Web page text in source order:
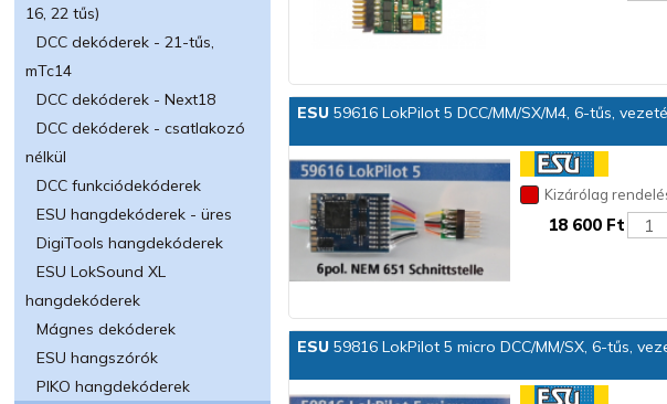
16, 22 tűs)
DCC dekóderek - 21-tűs,
mTc14
DCC dekóderek - Next18
DCC dekóderek - csatlakozó
nélkül
DCC funkciódekóderek
ESU hangdekóderek - üres
DigiTools hangdekóderek
ESU LokSound XL
hangdekóderek
Mágnes dekóderek
ESU hangszórók
PIKO hangdekóderek
ESU 59616 LokPilot 5 DCC/MM/SX/M4, 6-tűs,
Kizárólag
18 600 Ft
ESU 59816 LokPilot 5 micro DCC/MM/SX, 6-tűs,